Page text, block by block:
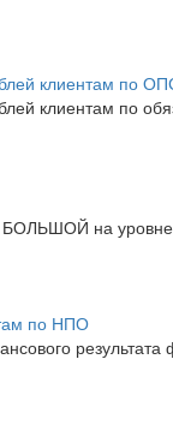
клиентам по
клиентам по
на уровне
по НПО
результата